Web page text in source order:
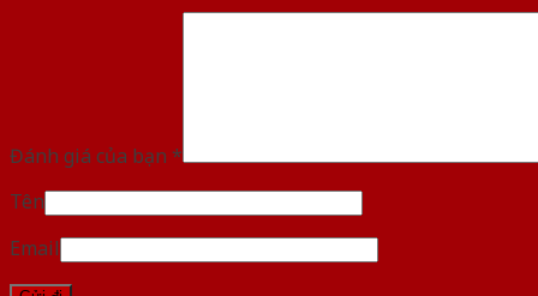
Đánh giá của bạn *
Tên
Email